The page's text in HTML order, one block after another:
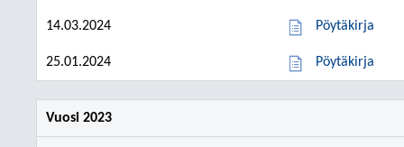
14.03.2024 Pöytäkirja
25.01.2024 Pöytäkirja
Vuosi 2023